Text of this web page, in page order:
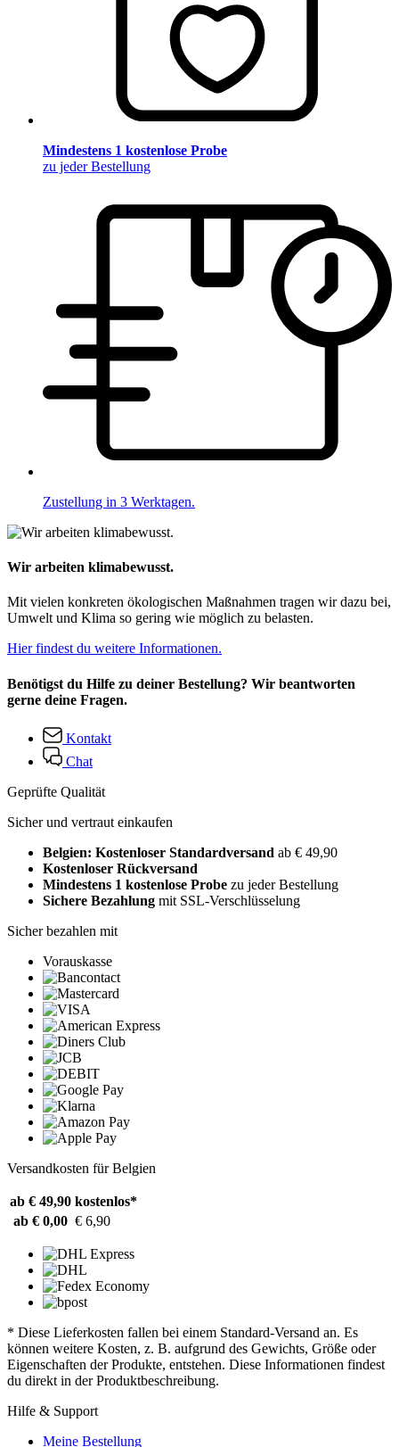
Mindestens 1 kostenlose Probe
zu jeder Bestellung
Zustellung in 3 Werktagen.
Wir arbeiten klimabewusst.
Mit vielen konkreten ökologischen Maßnahmen tragen wir dazu bei,
Umwelt und Klima so gering wie möglich zu belasten.
Hier findest du weitere Informationen.
Benötigst du Hilfe zu deiner Bestellung? Wir beantworten
gerne deine Fragen.
Kontakt
Chat
Geprüfte Qualität
Sicher und vertraut einkaufen
Belgien: Kostenloser Standardversand ab € 49,90
Kostenloser Rückversand
Mindestens 1 kostenlose Probe zu jeder Bestellung
Sichere Bezahlung mit SSL-Verschlüsselung
Sicher bezahlen mit
Vorauskasse
Versandkosten für Belgien
ab € 49,90 kostenlos*
ab € 0,00 € 6,90
* Diese Lieferkosten fallen bei einem Standard-Versand an. Es
können weitere Kosten, z. B. aufgrund des Gewichts, Größe oder
Eigenschaften der Produkte, entstehen. Diese Informationen findest
du direkt in der Produktbeschreibung.
Hilfe & Support
Meine Bestellung